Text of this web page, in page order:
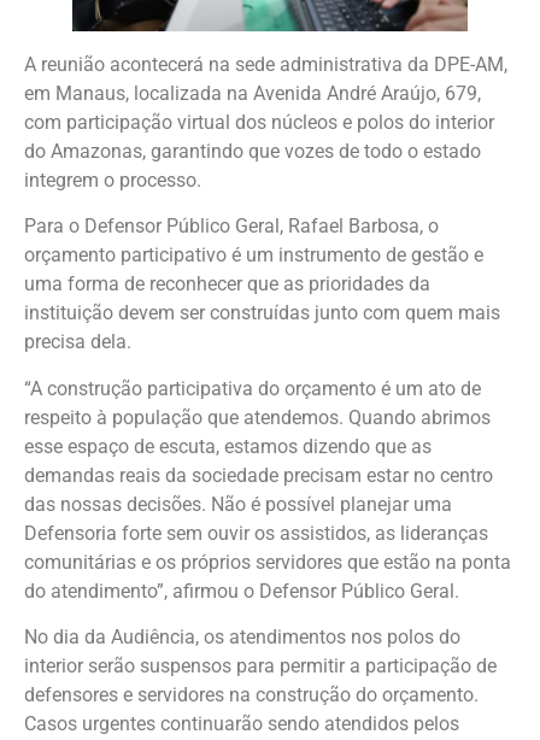
A reunião acontecerá na sede administrativa da DPE-AM,
em Manaus, localizada na Avenida André Araújo, 679,
com participação virtual dos núcleos e polos do interior
do Amazonas, garantindo que vozes de todo o estado
integrem o processo.
Para o Defensor Público Geral, Rafael Barbosa, o
orçamento participativo é um instrumento de gestão e
uma forma de reconhecer que as prioridades da
instituição devem ser construídas junto com quem mais
precisa dela.
“A construção participativa do orçamento é um ato de
respeito à população que atendemos. Quando abrimos
esse espaço de escuta, estamos dizendo que as
demandas reais da sociedade precisam estar no centro
das nossas decisões. Não é possível planejar uma
Defensoria forte sem ouvir os assistidos, as lideranças
comunitárias e os próprios servidores que estão na ponta
do atendimento”, afirmou o Defensor Público Geral.
No dia da Audiência, os atendimentos nos polos do
interior serão suspensos para permitir a participação de
defensores e servidores na construção do orçamento.
Casos urgentes continuarão sendo atendidos pelos